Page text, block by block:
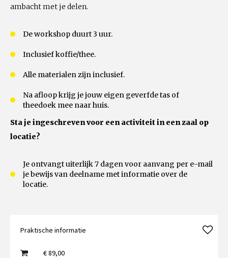
ambacht met je delen.
De workshop duurt 3 uur.
Inclusief koffie/thee.
Alle materialen zijn inclusief.
Na afloop krijg je jouw eigen geverfde tas of
theedoek mee naar huis.
Sta je ingeschreven voor een activiteit in een zaal op
locatie?
Je ontvangt uiterlijk 7 dagen voor aanvang per e-mail
je bewijs van deelname met informatie over de
locatie.
Praktische informatie
€ 89,00